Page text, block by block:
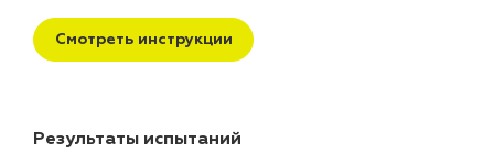
Смотреть инструкции
Результаты испытаний